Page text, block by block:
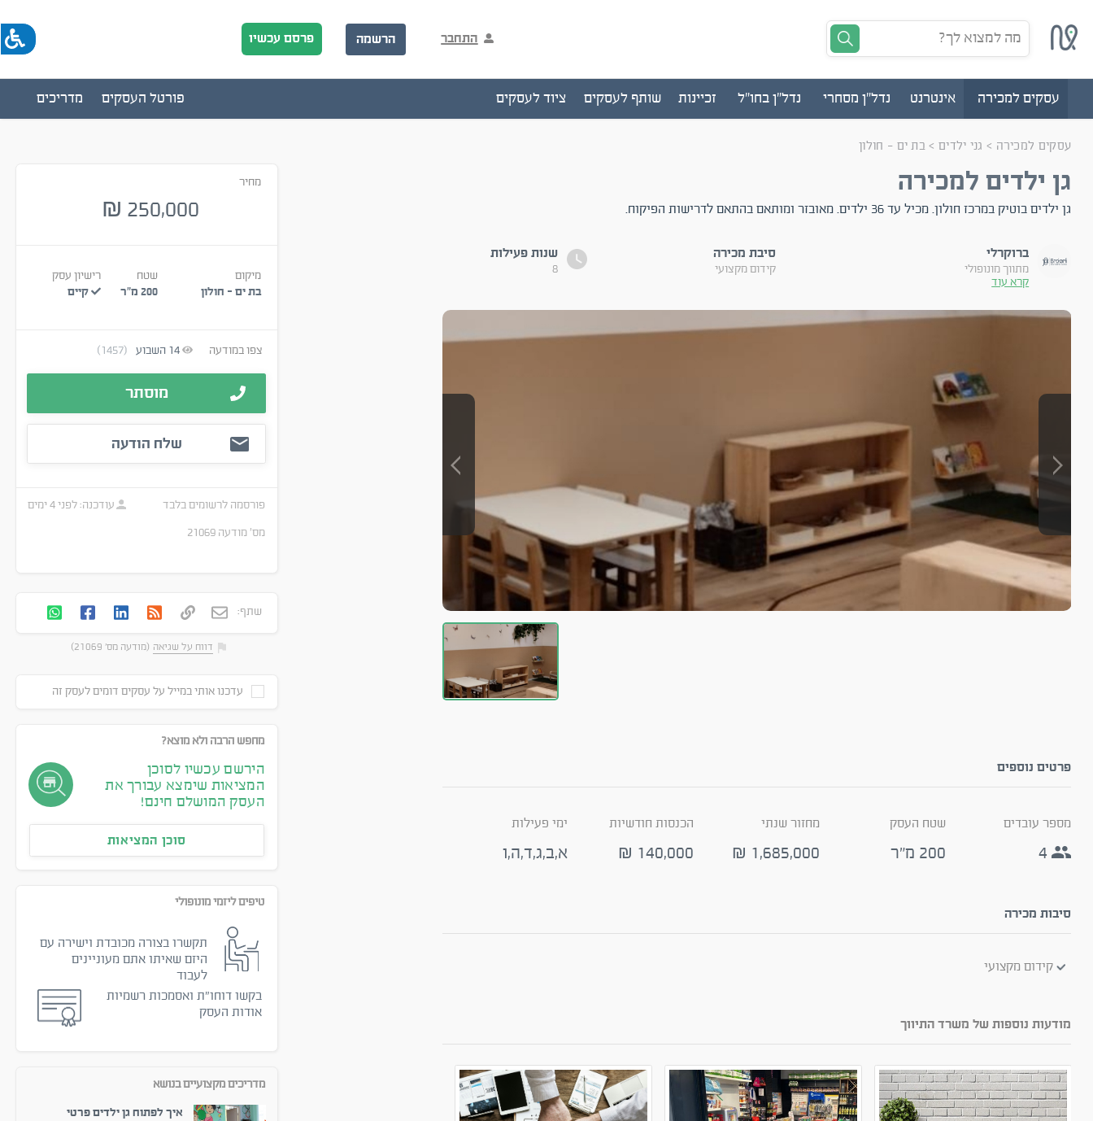
מה למצוא לך? התחבר הרשמה פרסם עכשיו
עסקים למכירה אינטרנט נדל"ן מסחרי נדל"ן בחו"ל זכיינות שותף לעסקים ציוד לעסקים מדריכים פורטל העסקים
עסקים למכירה > גני ילדים > בת ים - חולון
גן ילדים למכירה
גן ילדים בוטיק במרכז חולון. מכיל עד 36 ילדים. מאובזר ומותאם בהתאם לדרישות הפיקוח.
ברוקרלי
מתווך מונופולי
קרא עוד
סיבת מכירה
קידום מקצועי
שנות פעילות
8
פרטים נוספים
מספר עובדים
4
שטח העסק
200 מ״ר
מחזור שנתי
1,685,000
₪
הכנסות חודשיות
140,000
₪
ימי פעילות
א,ב,ג,ד,ה,ו
סיבות מכירה
קידום מקצועי
מודעות נוספות של משרד התיווך
מחיר
250,000
₪
מיקום
בת ים - חולון
שטח
200 מ״ר
רישיון עסק
קיים
צפו במודעה 14 השבוע (1457)
מוסתר
שלח הודעה
פורסמה לרשומים בלבד עודכנה:לפני 4 ימים
מס׳ מודעה
שתף:
דווח על שגיאה (מודעה מס' 21069)
עדכנו אותי במייל על עסקים דומים לעסק זה
מחפש הרבה ולא מוצא?
הירשם עכשיו לסוכן
המציאות שימצא עבורך את
העסק המושלם חינם!
סוכן המציאות
טיפים ליזמי מונופולי
תקשרו בצורה מכובדת וישירה עם
היזם שאיתו אתם מעוניינים
לעבוד
בקשו דוחו״ת ואסמכות רשמיות
אודות העסק
מדריכים מקצועיים בנושא
איך לפתוח גן ילדים פרטי